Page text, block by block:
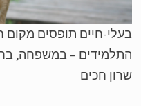
חיים תופסים מקום
– במשפחה,
חכים